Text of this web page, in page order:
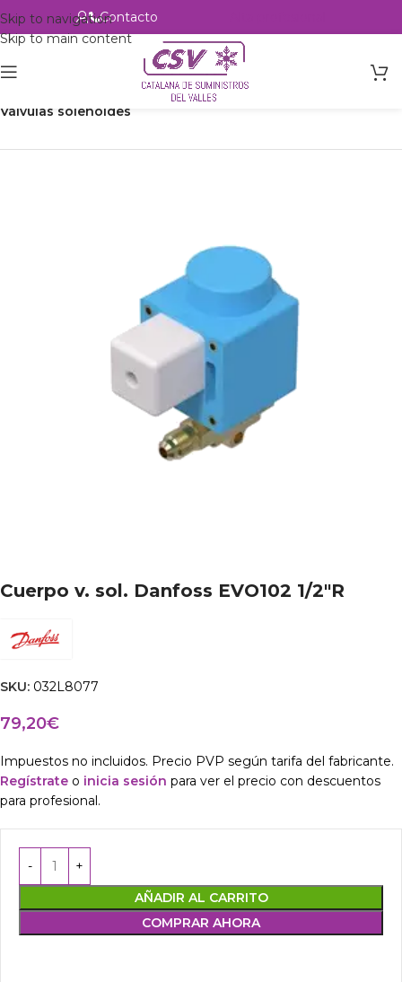
Skip to navigation
Skip to main content
Contacto
Refrigeración Control de circuito
Válvulas solenoides
Cuerpo v. sol. Danfoss EVO102 1/2″R
SKU: 032L8077
79,20€
Impuestos no incluidos. Precio PVP según tarifa del fabricante.
Regístrate o inicia sesión para ver el precio con descuentos
para profesional.
AÑADIR AL CARRITO
COMPRAR AHORA